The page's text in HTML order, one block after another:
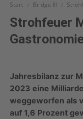
Start Bridge III
Strohfeuer
Jahresbilanz zur
2023 eine
weggeworfen als
auf 1,6 Prozent